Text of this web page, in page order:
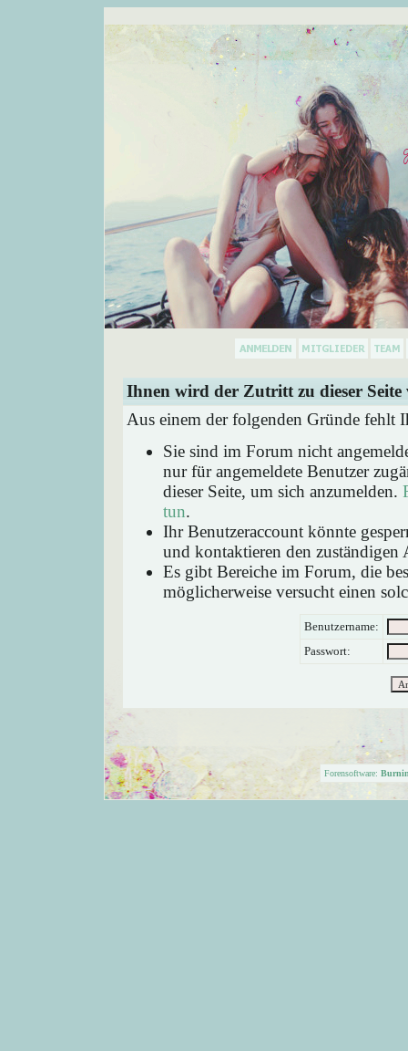
Ihnen wird der Zutritt zu dieser Seite
Aus einem der folgenden Gründe fehlt
Sie sind im Forum nicht
nur für angemeldete Benutzer
dieser Seite, um sich anzumelden.
tun.
Ihr Benutzeraccount könnte
und kontaktieren den zuständigen
Es gibt Bereiche im Forum, die
möglicherweise versucht einen
Benutzername:
Passwort:
Forensoftware: